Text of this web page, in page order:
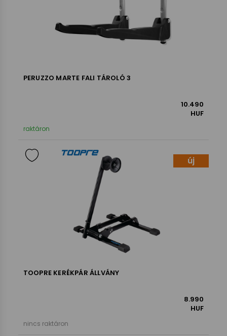
PERUZZO MARTE FALI TÁROLÓ 3
10.490
HUF
raktáron
új
TOOPRE KERÉKPÁR ÁLLVÁNY
8.990
HUF
nincs raktáron